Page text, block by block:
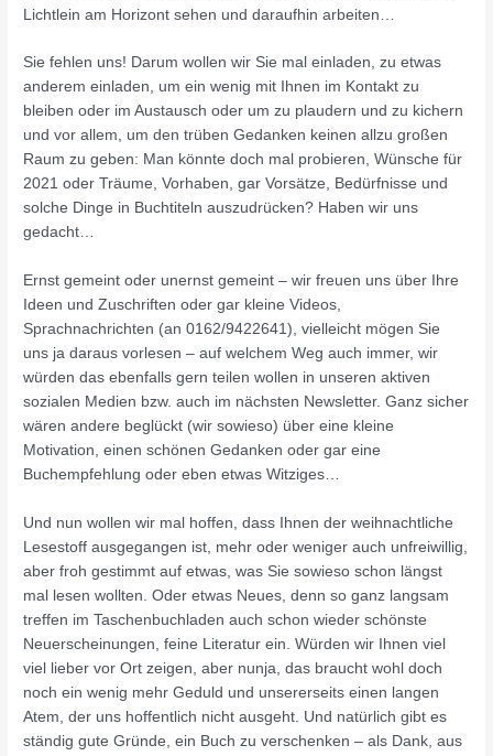
Lichtlein am Horizont sehen und daraufhin arbeiten…
Sie fehlen uns! Darum wollen wir Sie mal einladen, zu etwas
anderem einladen, um ein wenig mit Ihnen im Kontakt zu
bleiben oder im Austausch oder um zu plaudern und zu kichern
und vor allem, um den trüben Gedanken keinen allzu großen
Raum zu geben: Man könnte doch mal probieren, Wünsche für
2021 oder Träume, Vorhaben, gar Vorsätze, Bedürfnisse und
solche Dinge in Buchtiteln auszudrücken? Haben wir uns
gedacht…
Ernst gemeint oder unernst gemeint – wir freuen uns über Ihre
Ideen und Zuschriften oder gar kleine Videos,
Sprachnachrichten (an 0162/9422641), vielleicht mögen Sie
uns ja daraus vorlesen – auf welchem Weg auch immer, wir
würden das ebenfalls gern teilen wollen in unseren aktiven
sozialen Medien bzw. auch im nächsten Newsletter. Ganz sicher
wären andere beglückt (wir sowieso) über eine kleine
Motivation, einen schönen Gedanken oder gar eine
Buchempfehlung oder eben etwas Witziges…
Und nun wollen wir mal hoffen, dass Ihnen der weihnachtliche
Lesestoff ausgegangen ist, mehr oder weniger auch unfreiwillig,
aber froh gestimmt auf etwas, was Sie sowieso schon längst
mal lesen wollten. Oder etwas Neues, denn so ganz langsam
treffen im Taschenbuchladen auch schon wieder schönste
Neuerscheinungen, feine Literatur ein. Würden wir Ihnen viel
viel lieber vor Ort zeigen, aber nunja, das braucht wohl doch
noch ein wenig mehr Geduld und unsererseits einen langen
Atem, der uns hoffentlich nicht ausgeht. Und natürlich gibt es
ständig gute Gründe, ein Buch zu verschenken – als Dank, aus